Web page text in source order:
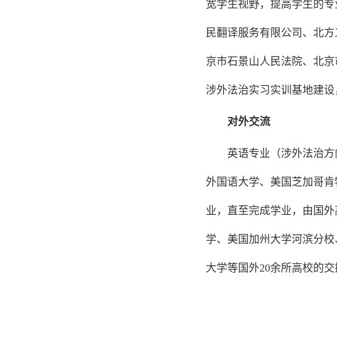
宽学生视野，提高学生的
民翻译服务有限公司、北
京市石景山人民法院、北
涉外法治实习实训基地建
对外交流
英语专业（涉外法治
外国语大学、美国芝加哥
业，直至完成学业，由国
学、美国加州大学河滨分
大学等国外20余所高校的